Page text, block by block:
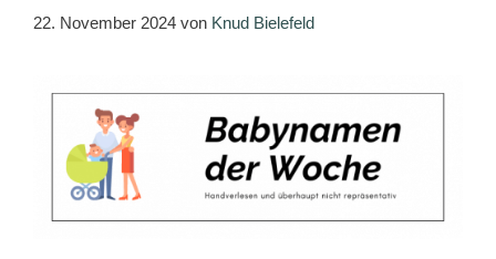
22. November 2024 von Knud Bielefeld